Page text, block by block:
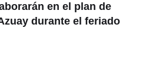
en el plan de
durante el feriado